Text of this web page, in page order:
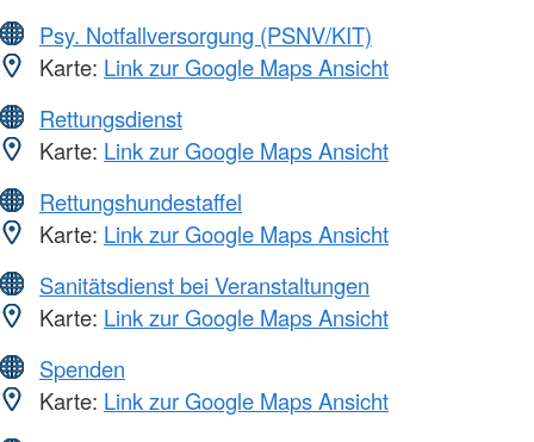
Psy. Notfallversorgung (PSNV/KIT)
Karte: Link zur Google Maps Ansicht
Rettungsdienst
Karte: Link zur Google Maps Ansicht
Rettungshundestaffel
Karte: Link zur Google Maps Ansicht
Sanitätsdienst bei Veranstaltungen
Karte: Link zur Google Maps Ansicht
Spenden
Karte: Link zur Google Maps Ansicht